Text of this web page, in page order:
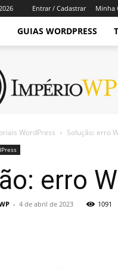
Entrar / Cadastrar Minha
GUIAS WORDPRESS
WordPress Solução: erro
erro
- 4 de abril de 2023 1091